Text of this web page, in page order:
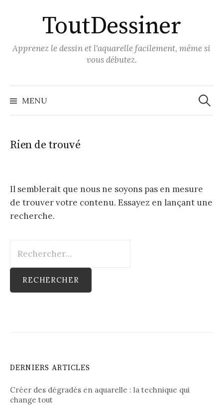
ToutDessiner
Apprenez le dessin et l'aquarelle facilement, même si
vous débutez.
MENU
Rien de trouvé
Il semblerait que nous ne soyons pas en mesure
de trouver votre contenu. Essayez en lançant une
recherche.
Rechercher :
DERNIERS ARTICLES
Créer des dégradés en aquarelle : la technique qui
change tout